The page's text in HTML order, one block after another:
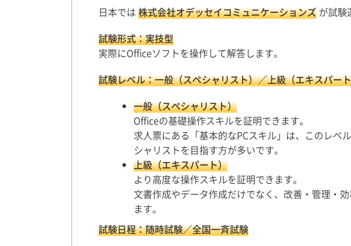
日本では 株式会社オデッセイコミュニケーションズ が試験
試験形式：実技型
実際にOfficeソフトを操作して解答します。
試験レベル：一般（スペシャリスト）／上級（エキスパー
一般（スペシャリスト）
Officeの基礎操作スキルを証明できます。
求人票にある「基本的なPCスキル」は、このレベ
シャリストを目指す方が多いです。
上級（エキスパート）
より高度な操作スキルを証明できます。
文書作成やデータ作成だけでなく、改善・管理・
ます。
試験日程：随時試験／全国一斉試験